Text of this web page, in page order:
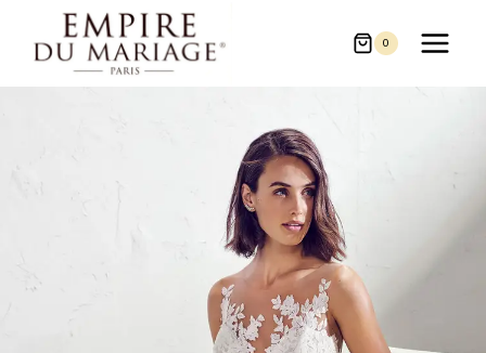
contenu
0